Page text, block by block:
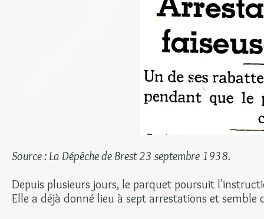
Source : La Dépêche de Brest 23 septembre 1938.
Depuis plusieurs jours, le parquet poursuit
Elle a déjà donné lieu à sept arrestations et semble